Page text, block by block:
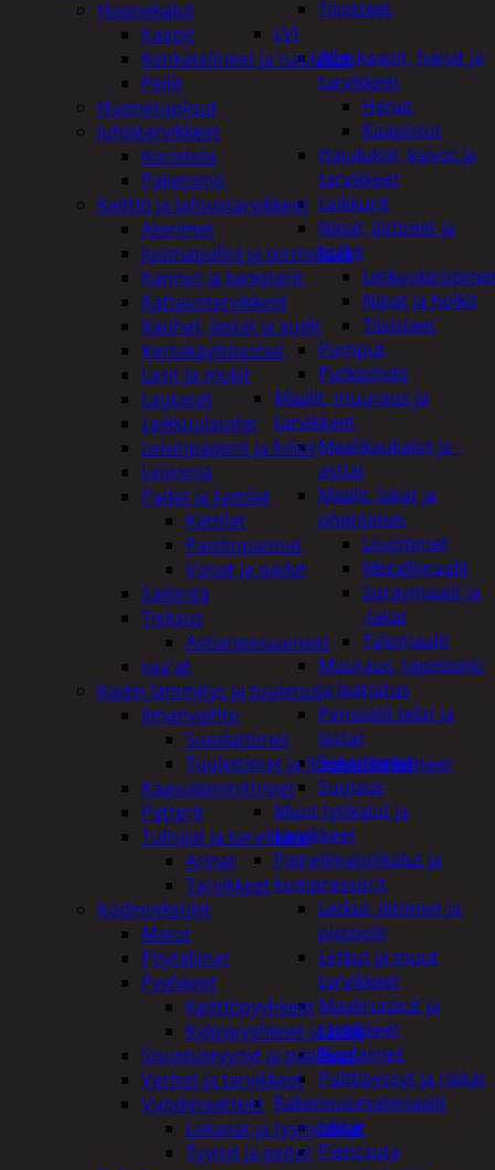
Tiivisteet
LVI
Allaskaapit, hanat ja
tarvikkeet
Hanat
Kaapistot
Hajulukot, kaivot ja
tarvikkeet
Leikkurit
Nipat, liittimet ja
holkit
Nipat ja holkit
Tiivisteet
Pumput
Putkipihdit
Maalit, muuraus ja
tarvikkeet
Maalikaukalot ja -
astiat
Maalit, lakat ja
ohentimet
Liuottimet
Metallimaalit
Spraymaalit ja
-lakat
Talomaalit
Muuraus, tapetointi
ja laatoitus
Pensselit telat ja
lastat
Sekoittimet
Suojaus
Muut työkalut ja
tarvikkeet
Paineilmatyökalut ja
kompressorit
Letkut, liittimet ja
pistoolit
Letkut ja muut
tarvikkeet
Maaliruiskut ja
tarvikkeet
Naulaimet
Pulttipyssyt ja räikät
Rakennusmateriaalit
Listat
Pienrauta
Huonekalut
Kaapit
Kenkätelineet ja naulakot
Peilit
Huonetuoksut
Juhlatarvikkeet
Koristelu
Paketointi
Keittiö ja taloustarvikkeet
Aterimet
Juomapullot ja termokset
Kannut ja kanisterit
Kattaustarvikkeet
Kauhat, lastat ja sudit
Kertakäyttöastiat
Lasit ja mukit
Lautaset
Leikkuulaudat
Leivinpaperit ja foliot
Leivonta
Padat ja kattilat
Kattilat
Paistinpannut
Vuoat ja padat
Säilöntä
Tiskaus
Astianpesuaineet
vaa'at
Kodin lämmitys ja tuuletus
Ilmanvaihto
Suodattimet
Tuulettimet ja Ilmastointilaitteet
Kaasulämmittimet
Patterit
Tulisijat ja tarvikkeet
Arinat
Tarvikkeet
Kodintekstiilit
Matot
Pöytäliinat
Pyyhkeet
Keittiöpyyhkeet
Kylpypyyhkeet ja takit
Sisustustyynyt ja päälliset
Verhot ja tarvikkeet
Vuodevaatteet
Lakanat ja tyynynlinat
Tyynyt ja peitot